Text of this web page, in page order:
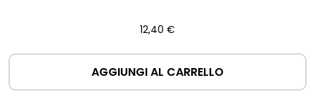
12,40 €
AGGIUNGI AL CARRELLO